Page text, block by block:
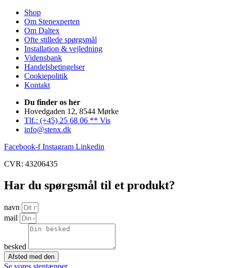
Shop
Om Stenexperten
Om Daltex
Ofte stillede spørgsmål
Installation & vejledning
Vidensbank
Handelsbetingelser
Cookiepolitik
Kontakt
Du finder os her
Hovedgaden 12, 8544 Mørke
Tlf.: (+45) 25 68 06 ** Vis
info@stenx.dk
Facebook-f Instagram Linkedin
CVR: 43206435
Har du spørgsmål til et produkt?
navn
mail
besked
Afsted med den
Se vores stentæpper